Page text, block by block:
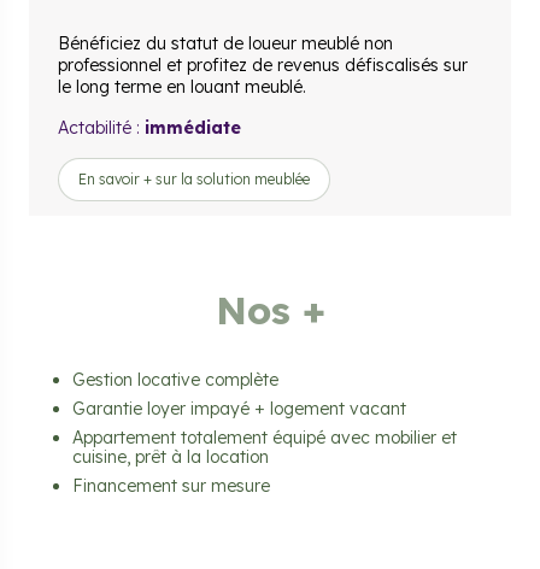
Bénéficiez du statut de loueur meublé non
professionnel et profitez de revenus défiscalisés sur
le long terme en louant meublé.
Actabilité : immédiate
En savoir + sur la solution meublée
Nos +
Gestion locative complète
Garantie loyer impayé + logement vacant
Appartement totalement équipé avec mobilier et
cuisine, prêt à la location
Financement sur mesure